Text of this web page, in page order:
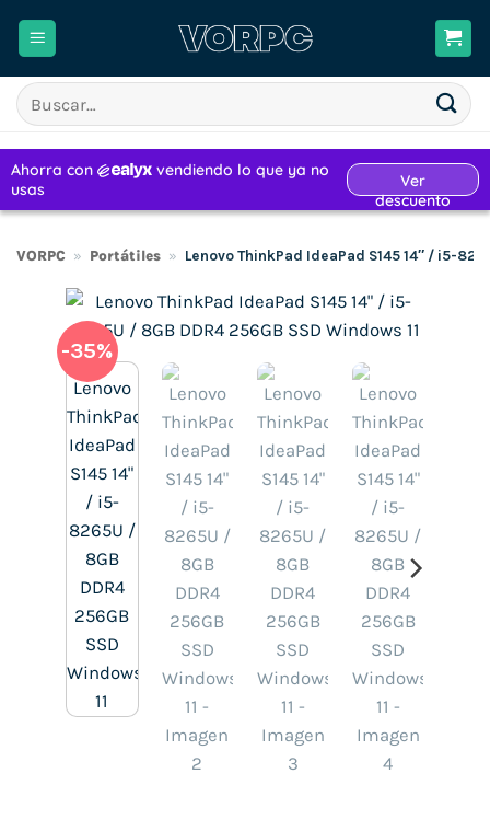
Buscar
por:
VORPC » Portátiles » Lenovo ThinkPad IdeaPad S145 14″ / i5-
-35%